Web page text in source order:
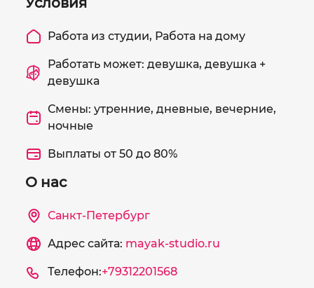
Работа из студии, Работа на дому
Работать может: девушка, девушка +
девушка
Смены: утренние, дневные, вечерние,
ночные
Выплаты от 50 до 80%
О нас
Санкт-Петербург
Адрес сайта: mayak-studio.ru
Телефон:+79312201568